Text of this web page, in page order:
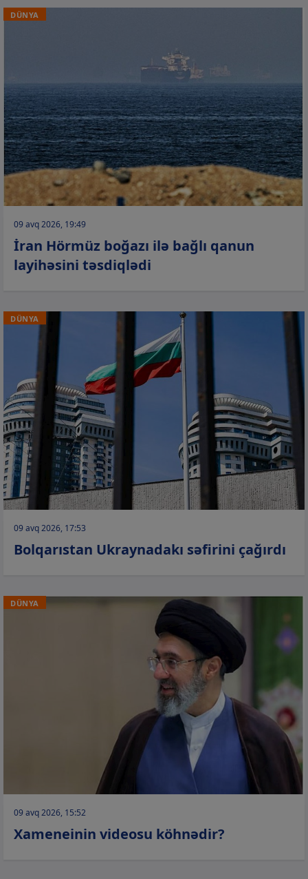
DÜNYA
09 avq 2026, 19:49
İran Hörmüz boğazı ilə bağlı qanun
layihəsini təsdiqlədi
DÜNYA
09 avq 2026, 17:53
Bolqarıstan Ukraynadakı səfirini çağırdı
DÜNYA
09 avq 2026, 15:52
Xameneinin videosu köhnədir?